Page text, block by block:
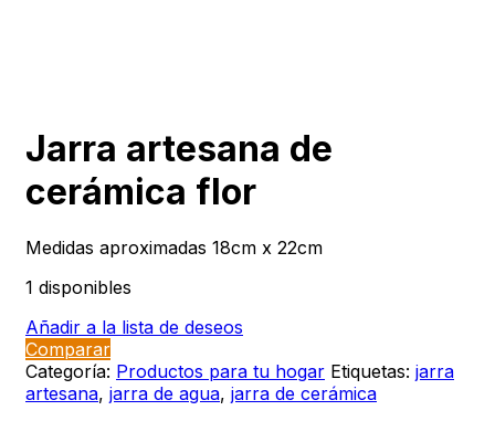
Jarra artesana de
cerámica flor
Medidas aproximadas 18cm x 22cm
1 disponibles
Añadir a la lista de deseos
Comparar
Categoría: Productos para tu hogar Etiquetas: jarra
artesana, jarra de agua, jarra de cerámica